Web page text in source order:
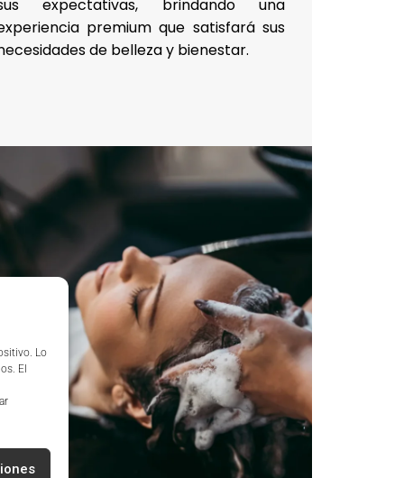
Lo
El
expectativas, brindando una
premium que satisfará sus
de belleza y bienestar.